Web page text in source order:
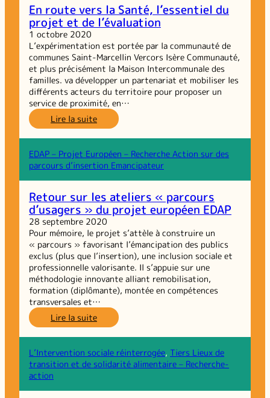
en
situation
précarité :
de
l’assignation
à
l’émancipation
En route vers la Santé, l’essentiel du
projet et de l’évaluation
1 octobre 2020
L’expérimentation est portée par la communauté de
communes Saint-Marcellin Vercors Isère Communauté,
et plus précisément la Maison Intercommunale des
familles. va développer un partenariat et mobiliser les
différents acteurs du territoire pour proposer un
service de proximité, en…
Lire la suite:
En
route
vers
la
du
projet
et
de
l’évaluation
EDAP – Projet Européen – Recherche Action sur des
parcours d’insertion Emancipateur
Retour sur les ateliers « parcours
d’usagers » du projet européen EDAP
28 septembre 2020
Pour mémoire, le projet s’attèle à construire un
« parcours » favorisant l’émancipation des publics
exclus (plus que l’insertion), une inclusion sociale et
professionnelle valorisante. Il s’appuie sur une
méthodologie innovante alliant remobilisation,
formation (diplômante), montée en compétences
transversales et…
Lire la suite:
Retour
sur
les
ateliers
L’Intervention sociale réinterrogée, Tiers Lieux de
transition et de solidarité alimentaire – Recherche-
action